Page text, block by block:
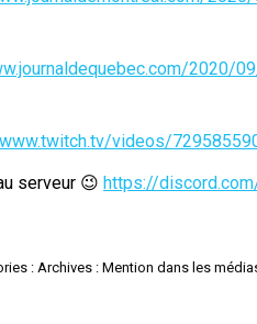
2020/
videos/
serveur 😉 https://
: Archives : Mention dans les